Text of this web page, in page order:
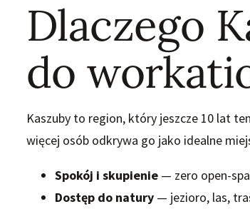
Dlaczego
do
Kaszuby to region, który jeszcze 10 lat
więcej osób odkrywa go jako idealne
Spokój i skupienie — zero open-
Dostęp do natury — jezioro, las,